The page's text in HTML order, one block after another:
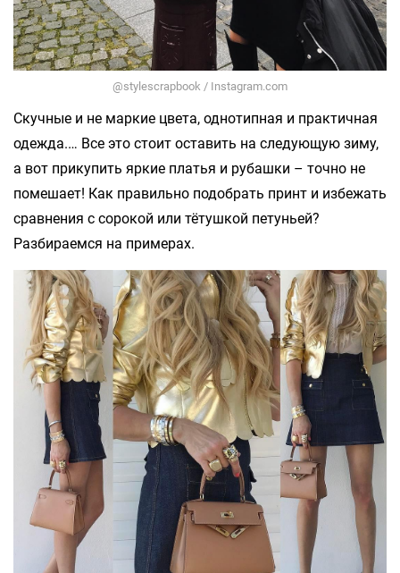
@stylescrapbook / Instagram.com
Скучные и не маркие цвета, однотипная и практичная
одежда.… Все это стоит оставить на следующую зиму,
а вот прикупить яркие платья и рубашки – точно не
помешает! Как правильно подобрать принт и избежать
сравнения с сорокой или тётушкой петуньей?
Разбираемся на примерах.